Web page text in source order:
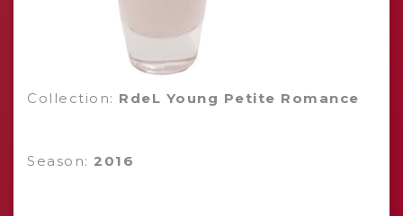
Collection: RdeL Young Petite Romance
Season: 2016